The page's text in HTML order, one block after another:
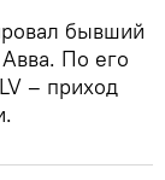
бывший
По его
– приход